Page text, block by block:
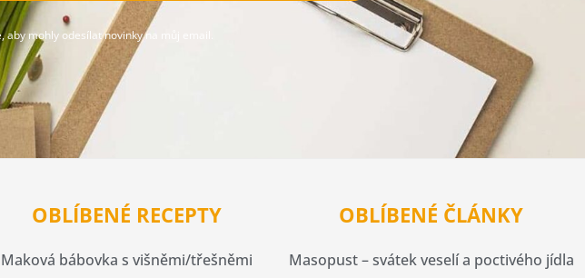
mohly odesílat novinky na můj email.
OBLÍBENÉ RECEPTY
Maková bábovka s višněmi/třešněmi
OBLÍBENÉ ČLÁNKY
Masopust – svátek veselí a poctivého jídla